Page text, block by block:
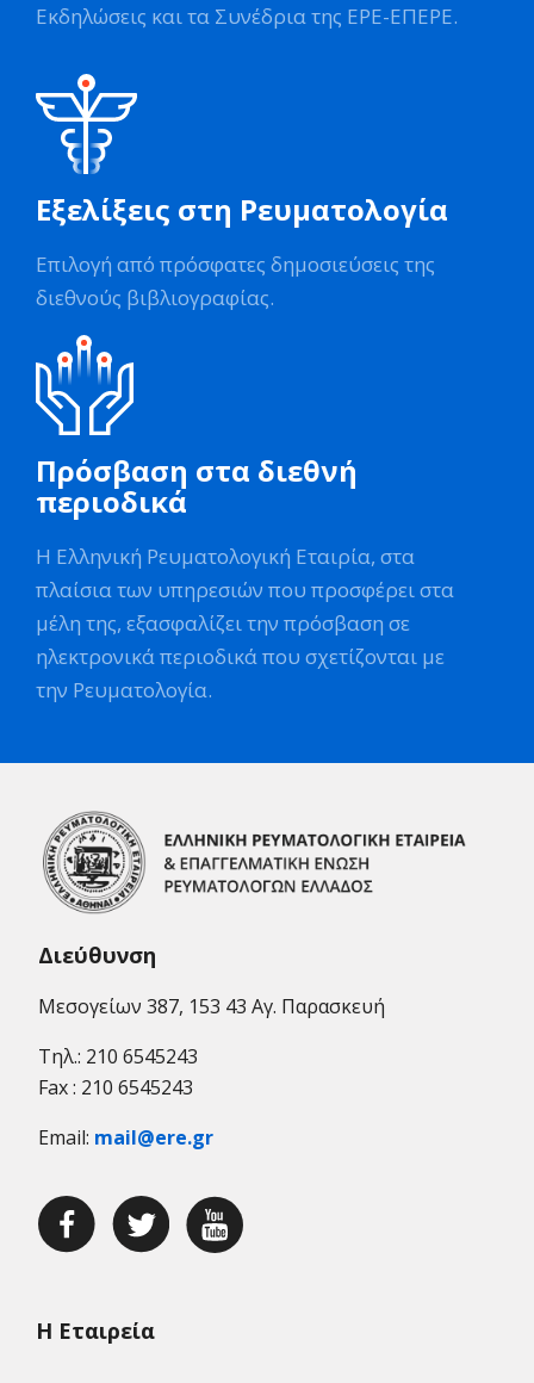
Εκδηλώσεις και τα Συνέδρια της ΕΡΕ-ΕΠΕΡΕ.
Εξελίξεις στη Ρευματολογία
Επιλογή από πρόσφατες δημοσιεύσεις της
διεθνούς βιβλιογραφίας.
Πρόσβαση στα διεθνή
περιοδικά
Η Ελληνική Ρευματολογική Εταιρία, στα
πλαίσια των υπηρεσιών που προσφέρει στα
μέλη της, εξασφαλίζει την πρόσβαση σε
ηλεκτρονικά περιοδικά που σχετίζονται με
την Ρευματολογία.
Διεύθυνση
Μεσογείων 387, 153 43 Αγ. Παρασκευή
Τηλ.: 210 6545243
Fax : 210 6545243
Email: mail@ere.gr
Η Εταιρεία